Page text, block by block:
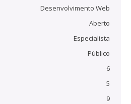
Desenvolvimento Web
Aberto
Especialista
Público
6
5
9